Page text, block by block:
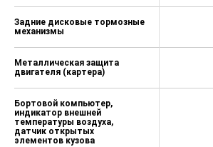
Задние дисковые тормозные
механизмы
Металлическая защита
двигателя (картера)
Бортовой компьютер,
индикатор внешней
температуры воздуха,
датчик открытых
элементов кузова